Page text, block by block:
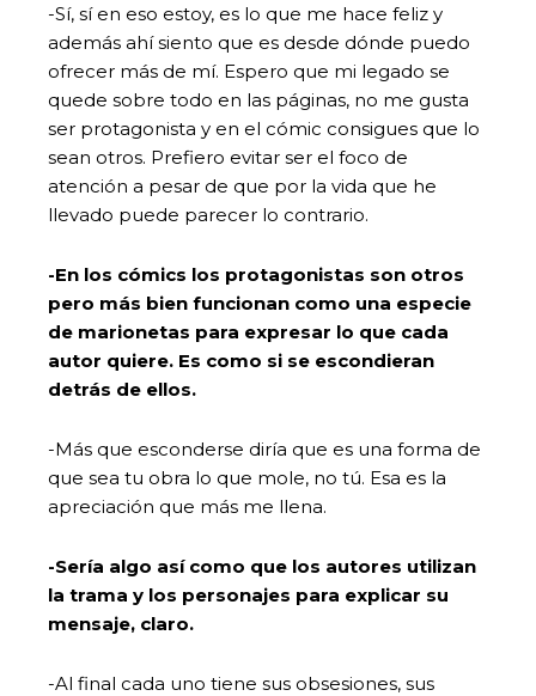
-Sí, sí en eso estoy, es lo que me hace feliz y
además ahí siento que es desde dónde puedo
ofrecer más de mí. Espero que mi legado se
quede sobre todo en las páginas, no me gusta
ser protagonista y en el cómic consigues que lo
sean otros. Prefiero evitar ser el foco de
atención a pesar de que por la vida que he
llevado puede parecer lo contrario.
-En los cómics los protagonistas son otros
pero más bien funcionan como una especie
de marionetas para expresar lo que cada
autor quiere. Es como si se escondieran
detrás de ellos.
-Más que esconderse diría que es una forma de
que sea tu obra lo que mole, no tú. Esa es la
apreciación que más me llena.
-Sería algo así como que los autores utilizan
la trama y los personajes para explicar su
mensaje, claro.
-Al final cada uno tiene sus obsesiones, sus